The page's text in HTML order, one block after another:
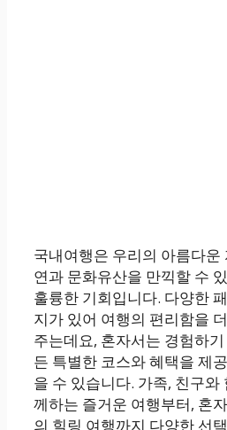
국내여행은 우리의 아름다운
연과 문화유산을 만끽할 수
훌륭한 기회입니다. 다양한
지가 있어 여행의 편리함을
주는데요, 혼자서는 경험하기
든 특별한 코스와 혜택을 제
을 수 있습니다. 가족, 친구와
께하는 즐거운 여행부터, 혼
의 힐링 여행까지 다양한 선